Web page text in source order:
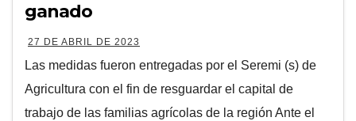
ganado
27 DE ABRIL DE 2023
Las medidas fueron entregadas por el Seremi (s) de
Agricultura con el fin de resguardar el capital de
trabajo de las familias agrícolas de la región Ante el